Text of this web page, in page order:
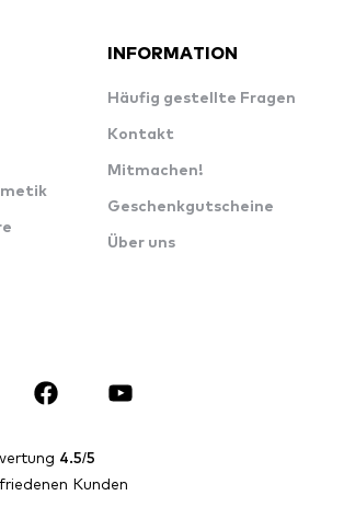
INFORMATION
Häufig gestellte Fragen
Kontakt
Mitmachen!
Geschenkgutscheine
Über uns
4.5/5
Kunden